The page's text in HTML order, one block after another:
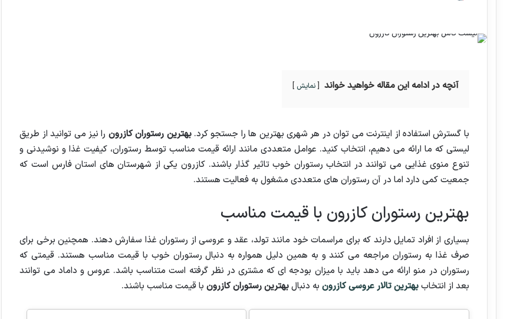
آنچه در ادامه این مقاله خواهید خواند نمایش
با گسترش استفاده از اینترنت می توان در هر شهری بهترین ها را جستجو کرد.بهترین رستوران کازرون را نیز می توانید از طریق
لیستی که ما ارائه می دهیم، انتخاب کنید. عوامل متعددی مانند ارائه قیمت مناسب توسط رستوران، کیفیت غذا و نوشیدنی و
تنوع منوی غذایی می توانند در انتخاب رستوران خوب تاثیر گذار باشند. کازرون یکی از شهرستان های استان فارس است که
جمعیت کمی دارد اما در آن رستوران های متعددی مشغول به فعالیت هستند.
بهترین رستوران کازرون با قیمت مناسب
بسیاری از افراد تمایل دارند که برای مراسمات خود مانند تولد، عقد و عروسی از رستوران غذا سفارش دهند. همچنین برخی برای
صرف غذا به رستوران مراجعه می کنند و به همین دلیل همواره به دنبال رستوران خوب با قیمت مناسب هستند. قیمتی که
رستوران در منو ارائه می دهد باید با میزان بودجه ای که مشتری در نظر گرفته است متناسب باشد. عروس و داماد می توانند
بعد از انتخاببهترین تالار عروسی کازرون به دنبالبهترین رستوران کازرون با قیمت مناسب باشند.